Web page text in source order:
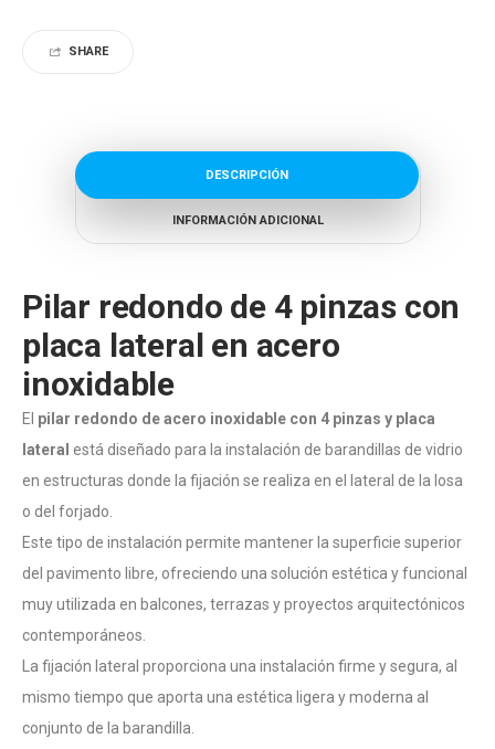
SHARE
DESCRIPCIÓN
INFORMACIÓN ADICIONAL
Pilar redondo de 4 pinzas con
placa lateral en acero
inoxidable
El pilar redondo de acero inoxidable con 4 pinzas y placa
lateral está diseñado para la instalación de barandillas de vidrio
en estructuras donde la fijación se realiza en el lateral de la losa
o del forjado.
Este tipo de instalación permite mantener la superficie superior
del pavimento libre, ofreciendo una solución estética y funcional
muy utilizada en balcones, terrazas y proyectos arquitectónicos
contemporáneos.
La fijación lateral proporciona una instalación firme y segura, al
mismo tiempo que aporta una estética ligera y moderna al
conjunto de la barandilla.